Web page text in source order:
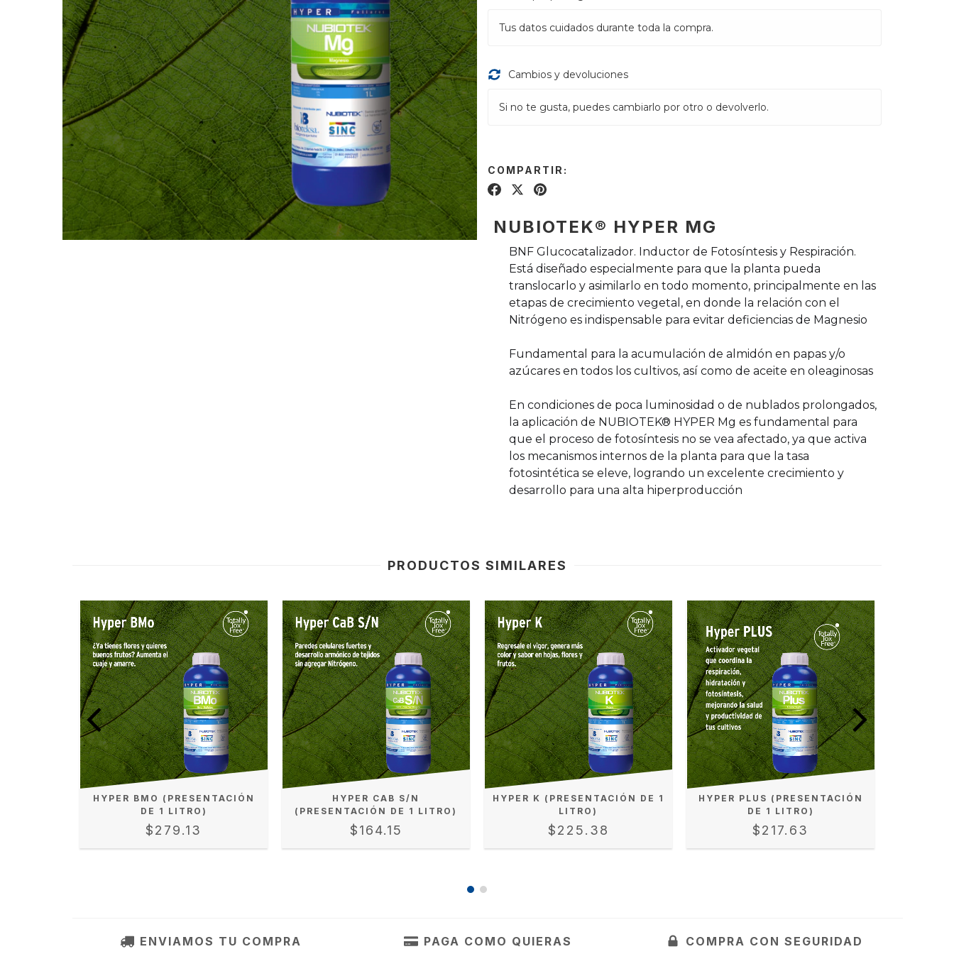
Tus datos cuidados durante toda la compra.
Cambios y devoluciones
Si no te gusta, puedes cambiarlo por otro o devolverlo.
COMPARTIR:
NUBIOTEK® HYPER MG
BNF Glucocatalizador. Inductor de Fotosíntesis y Respiración.
Está diseñado especialmente para que la planta pueda
translocarlo y asimilarlo en todo momento, principalmente en las
etapas de crecimiento vegetal, en donde la relación con el
Nitrógeno es indispensable para evitar deficiencias de Magnesio
Fundamental para la acumulación de almidón en papas y/o
azúcares en todos los cultivos, así como de aceite en oleaginosas
En condiciones de poca luminosidad o de nublados prolongados,
la aplicación de NUBIOTEK® HYPER Mg es fundamental para
que el proceso de fotosíntesis no se vea afectado, ya que activa
los mecanismos internos de la planta para que la tasa
fotosintética se eleve, logrando un excelente crecimiento y
desarrollo para una alta hiperproducción
PRODUCTOS SIMILARES
HYPER BMO (PRESENTACIÓN
DE 1 LITRO)
$279.13
HYPER CAB S/N
(PRESENTACIÓN DE 1 LITRO)
$164.15
HYPER K (PRESENTACIÓN DE 1
LITRO)
$225.38
HYPER PLUS (PRESENTACIÓN
DE 1 LITRO)
$217.63
ENVIAMOS TU COMPRA PAGA COMO QUIERAS COMPRA CON SEGURIDAD